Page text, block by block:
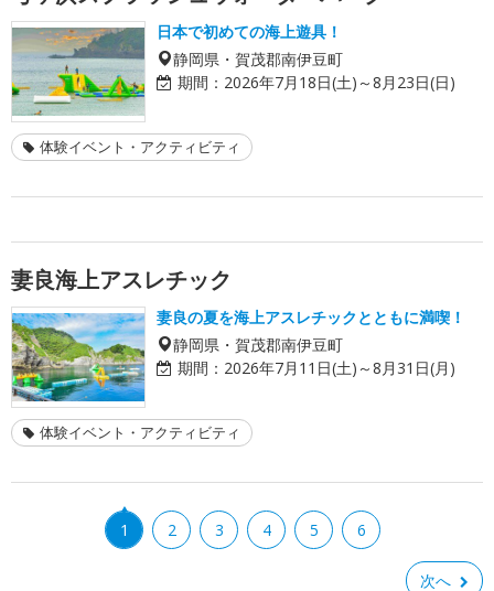
日本で初めての海上遊具！
静岡県・賀茂郡南伊豆町
期間： 2026年7月18日(土)～8月23日(日)
体験イベント・アクティビティ
妻良海上アスレチック
妻良の夏を海上アスレチックとともに満喫！
静岡県・賀茂郡南伊豆町
期間： 2026年7月11日(土)～8月31日(月)
体験イベント・アクティビティ
1 2 3 4 5 6
次へ